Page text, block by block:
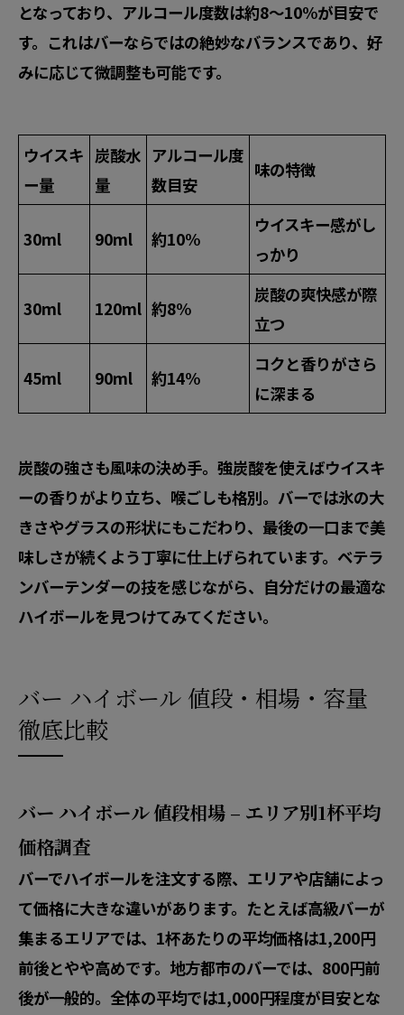
となっており、アルコール度数は約8〜10%が目安で
す。これはバーならではの絶妙なバランスであり、好
みに応じて微調整も可能です。
ウイスキ
ー量
炭酸水
量
アルコール度
数目安
味の特徴
30ml 90ml 約10%
ウイスキー感がし
っかり
30ml 120ml 約8%
炭酸の爽快感が際
立つ
45ml 90ml 約14%
コクと香りがさら
に深まる
炭酸の強さも風味の決め手。強炭酸を使えばウイスキ
ーの香りがより立ち、喉ごしも格別。バーでは氷の大
きさやグラスの形状にもこだわり、最後の一口まで美
味しさが続くよう丁寧に仕上げられています。ベテラ
ンバーテンダーの技を感じながら、自分だけの最適な
ハイボールを見つけてみてください。
バー ハイボール 値段・相場・容量
徹底比較
バー ハイボール 値段相場 – エリア別1杯平均
価格調査
バーでハイボールを注文する際、エリアや店舗によっ
て価格に大きな違いがあります。たとえば高級バーが
集まるエリアでは、1杯あたりの平均価格は1,200円
前後とやや高めです。地方都市のバーでは、800円前
後が一般的。全体の平均では1,000円程度が目安とな